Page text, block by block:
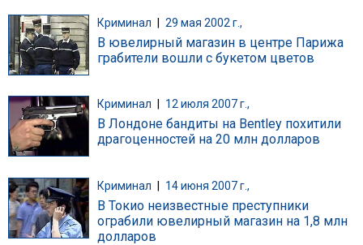
Криминал 29 мая 2002 г.,
В ювелирный магазин в центре Парижа
грабители вошли с букетом цветов
Криминал 12 июля 2007 г.,
В Лондоне бандиты на Bentley похитили
драгоценностей на 20 млн долларов
Криминал | 14 июня 2007 г.,
В Токио неизвестные преступники
ограбили ювелирный магазин на 1,8 млн
долларов